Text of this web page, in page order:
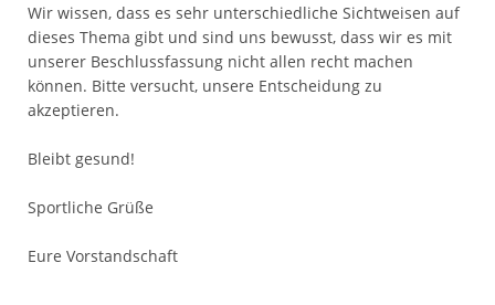
Wir wissen, dass es sehr unterschiedliche Sichtweisen auf
dieses Thema gibt und sind uns bewusst, dass wir es mit
unserer Beschlussfassung nicht allen recht machen
können. Bitte versucht, unsere Entscheidung zu
akzeptieren.
Bleibt gesund!
Sportliche Grüße
Eure Vorstandschaft